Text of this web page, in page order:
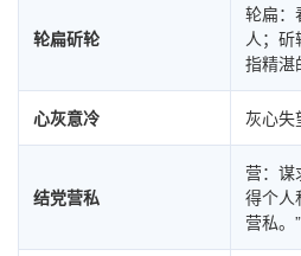
轮扁斫轮
轮扁：
人；斫
指精湛
心灰意冷 灰心失
结党营私
营：谋
得个人
营私。”